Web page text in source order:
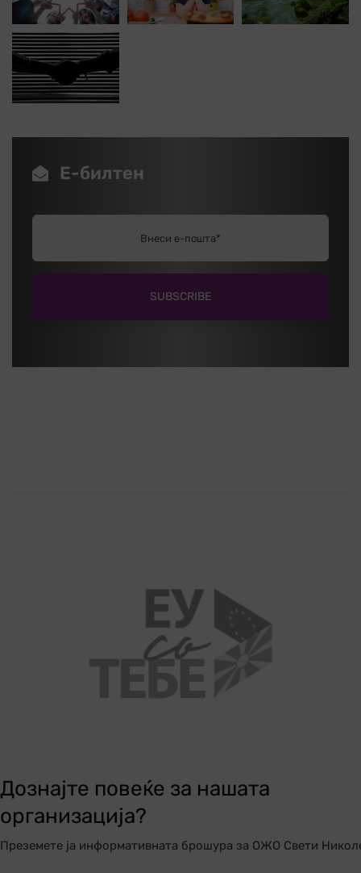
Е-билтен
Дознајте повеќе за нашата
организација?
Преземете ја информативната брошура за ОЖО Свети